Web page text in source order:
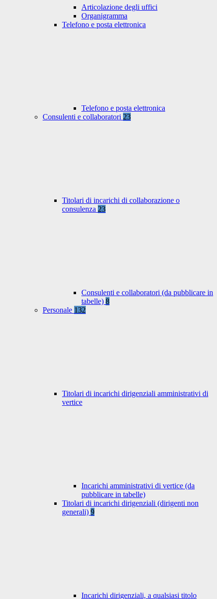
Articolazione degli uffici
Organigramma
Telefono e posta elettronica
Telefono e posta elettronica
Consulenti e collaboratori 23
Titolari di incarichi di collaborazione o
consulenza 23
Consulenti e collaboratori (da pubblicare in
tabelle) 8
Personale 132
Titolari di incarichi dirigenziali amministrativi di
vertice
Incarichi amministrativi di vertice (da
pubblicare in tabelle)
Titolari di incarichi dirigenziali (dirigenti non
generali) 9
Incarichi dirigenziali, a qualsiasi titolo